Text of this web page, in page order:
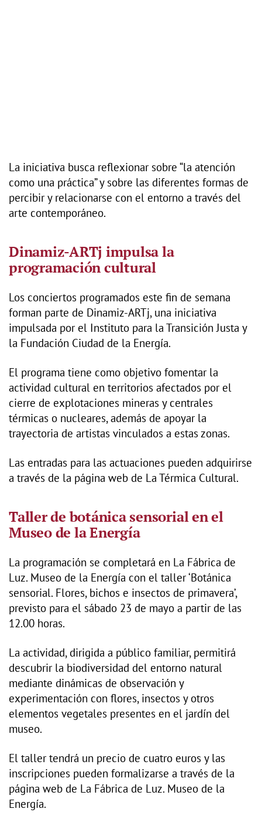
La iniciativa busca reflexionar sobre “la atención
como una práctica” y sobre las diferentes formas de
percibir y relacionarse con el entorno a través del
arte contemporáneo.
Dinamiz-ARTj impulsa la
programación cultural
Los conciertos programados este fin de semana
forman parte de Dinamiz-ARTj, una iniciativa
impulsada por el Instituto para la Transición Justa y
la Fundación Ciudad de la Energía.
El programa tiene como objetivo fomentar la
actividad cultural en territorios afectados por el
cierre de explotaciones mineras y centrales
térmicas o nucleares, además de apoyar la
trayectoria de artistas vinculados a estas zonas.
Las entradas para las actuaciones pueden adquirirse
a través de la página web de La Térmica Cultural.
Taller de botánica sensorial en el
Museo de la Energía
La programación se completará en La Fábrica de
Luz. Museo de la Energía con el taller ‘Botánica
sensorial. Flores, bichos e insectos de primavera’,
previsto para el sábado 23 de mayo a partir de las
12.00 horas.
La actividad, dirigida a público familiar, permitirá
descubrir la biodiversidad del entorno natural
mediante dinámicas de observación y
experimentación con flores, insectos y otros
elementos vegetales presentes en el jardín del
museo.
El taller tendrá un precio de cuatro euros y las
inscripciones pueden formalizarse a través de la
página web de La Fábrica de Luz. Museo de la
Energía.